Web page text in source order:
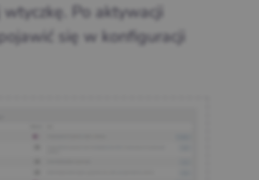
Po aktywacji
się w konfiguracji